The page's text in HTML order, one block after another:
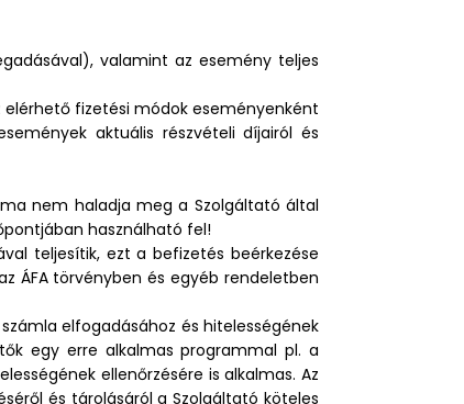
valamint az esemény teljes
fizetési módok eseményenként
aktuális részvételi díjairól és
nem haladja meg a Szolgáltató által
használható fel!
teljesítik, ezt a befizetés beérkezése
ÁFA törvényben és egyéb rendeletben
elfogadásához és hitelességének
egy erre alkalmas programmal pl. a
ellenőrzésére is alkalmas. Az
és tárolásáról a Szolgáltató köteles